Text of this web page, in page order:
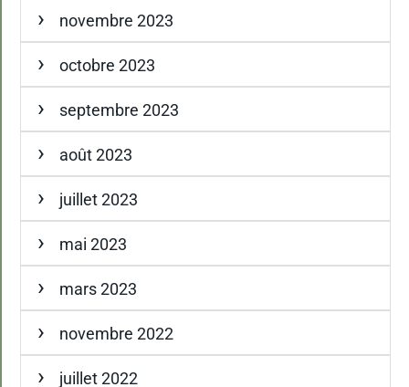
novembre 2023
octobre 2023
septembre 2023
août 2023
juillet 2023
mai 2023
mars 2023
novembre 2022
juillet 2022